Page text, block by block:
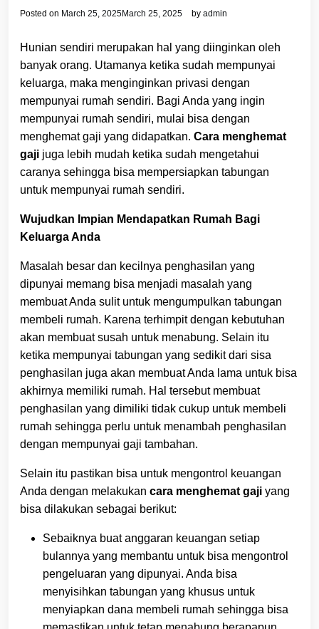
Posted on March 25, 2025March 25, 2025 by admin
Hunian sendiri merupakan hal yang diinginkan oleh
banyak orang. Utamanya ketika sudah mempunyai
keluarga, maka menginginkan privasi dengan
mempunyai rumah sendiri. Bagi Anda yang ingin
mempunyai rumah sendiri, mulai bisa dengan
menghemat gaji yang didapatkan. Cara menghemat
gaji juga lebih mudah ketika sudah mengetahui
caranya sehingga bisa mempersiapkan tabungan
untuk mempunyai rumah sendiri.
Wujudkan Impian Mendapatkan Rumah Bagi
Keluarga Anda
Masalah besar dan kecilnya penghasilan yang
dipunyai memang bisa menjadi masalah yang
membuat Anda sulit untuk mengumpulkan tabungan
membeli rumah. Karena terhimpit dengan kebutuhan
akan membuat susah untuk menabung. Selain itu
ketika mempunyai tabungan yang sedikit dari sisa
penghasilan juga akan membuat Anda lama untuk bisa
akhirnya memiliki rumah. Hal tersebut membuat
penghasilan yang dimiliki tidak cukup untuk membeli
rumah sehingga perlu untuk menambah penghasilan
dengan mempunyai gaji tambahan.
Selain itu pastikan bisa untuk mengontrol keuangan
Anda dengan melakukan cara menghemat gaji yang
bisa dilakukan sebagai berikut:
Sebaiknya buat anggaran keuangan setiap
bulannya yang membantu untuk bisa mengontrol
pengeluaran yang dipunyai. Anda bisa
menyisihkan tabungan yang khusus untuk
menyiapkan dana membeli rumah sehingga bisa